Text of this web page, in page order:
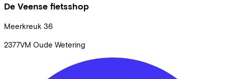
De Veense fietsshop
Meerkreuk 36
2377VM Oude Wetering